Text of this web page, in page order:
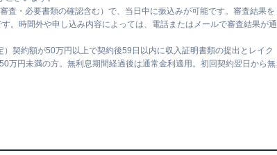
査・必要書類の確認含む）で、当日中に振込みが可能です。審査結果を
。時間外や申し込み内容によっては、電話またはメールで審査結果が通
契約額が50万円以上で契約後59日以内に収入証明書類の提出とレイク
万円未満の方。無利息期間経過後は通常金利適用。初回契約翌日から無